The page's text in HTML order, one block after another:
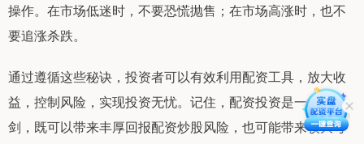
操作。在市场低迷时，不要恐慌抛售；在市场高涨时，也不
要追涨杀跌。
通过遵循这些秘诀，投资者可以有效利用配资工具，放大收
益，控制风险，实现投资无忧。记住，配资投资是一把双刃
剑，既可以带来丰厚回报配资炒股风险，也可能带来较大亏